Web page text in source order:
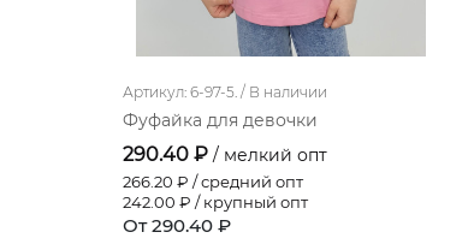
Артикул: 6-97-5. / В наличии
Фуфайка для девочки
290.40 ₽ / мелкий опт
266.20 ₽ / средний опт
242.00 ₽ / крупный опт
От 290.40 ₽